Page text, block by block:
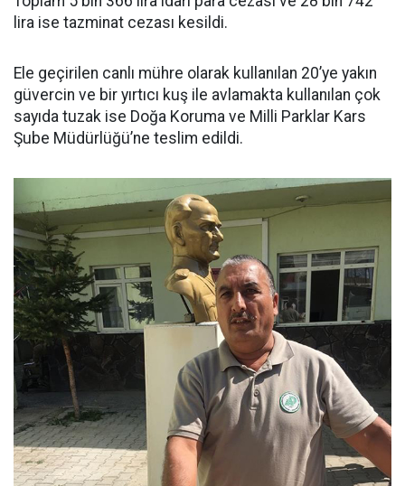
lira ise tazminat cezası kesildi.
Ele geçirilen canlı mühre olarak kullanılan 20’ye yakın
güvercin ve bir yırtıcı kuş ile avlamakta kullanılan çok
sayıda tuzak ise Doğa Koruma ve Milli Parklar Kars
Şube Müdürlüğü’ne teslim edildi.